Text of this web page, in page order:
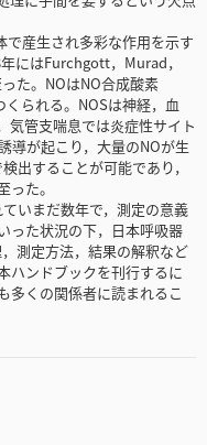
産生され多彩な作用を示す
にはFurchgott，Murad，
た。NOはNO合成酸素
られる。NOSは神経，血
気管支喘息では炎症性サイト
導が起こり，大量のNOが生
出することが可能であり，
た。
いまだ数年で，測定の意義
った状況の下，日本呼吸器
測定方法，結果の解釈など
ハンドブックを刊行するに
多くの関係者に読まれるこ